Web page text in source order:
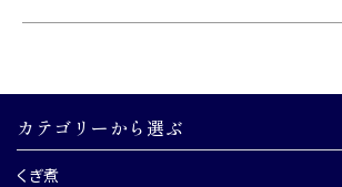
カテゴリーから選ぶ
くぎ煮